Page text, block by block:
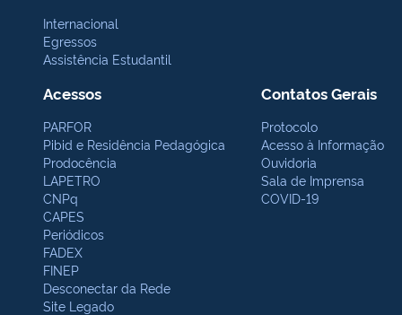
Internacional
Egressos
Assistência Estudantil
Acessos
PARFOR
Pibid e Residência Pedagógica
Prodocência
LAPETRO
CNPq
CAPES
Periódicos
FADEX
FINEP
Desconectar da Rede
Site Legado
Contatos Gerais
Protocolo
Acesso à Informação
Ouvidoria
Sala de Imprensa
COVID-19